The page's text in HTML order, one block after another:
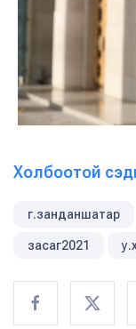
Холбоотой
г.занданшатар
засаг2021